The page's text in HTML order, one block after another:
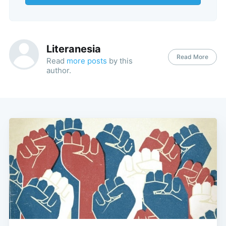
Literanesia
Read more posts by this
author.
Read More